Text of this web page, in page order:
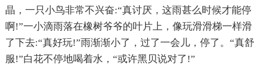
晶，一只小鸟非常不兴奋:“真讨厌，这雨甚么时候才能停
啊!”一小滴雨落在橡树爷爷的叶片上，像玩滑滑梯一样滑
了下去:“真好玩!”雨渐渐小了，过了一会儿，停了。“真舒
服!”白花不停地喝着水，“或许黑贝说对了!”